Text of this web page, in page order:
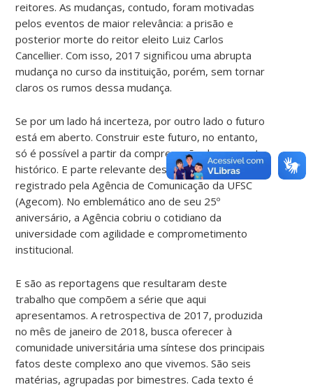
reitores. As mudanças, contudo, foram motivadas
pelos eventos de maior relevância: a prisão e
posterior morte do reitor eleito Luiz Carlos
Cancellier. Com isso, 2017 significou uma abrupta
mudança no curso da instituição, porém, sem tornar
claros os rumos dessa mudança.
Se por um lado há incerteza, por outro lado o futuro
está em aberto. Construir este futuro, no entanto,
só é possível a partir da compreensão do momento
histórico. E parte relevante desse momento foi
registrado pela Agência de Comunicação da UFSC
(Agecom). No emblemático ano de seu 25º
aniversário, a Agência cobriu o cotidiano da
universidade com agilidade e comprometimento
institucional.
E são as reportagens que resultaram deste
trabalho que compõem a série que aqui
apresentamos. A retrospectiva de 2017, produzida
no mês de janeiro de 2018, busca oferecer à
comunidade universitária uma síntese dos principais
fatos deste complexo ano que vivemos. São seis
matérias, agrupadas por bimestres. Cada texto é